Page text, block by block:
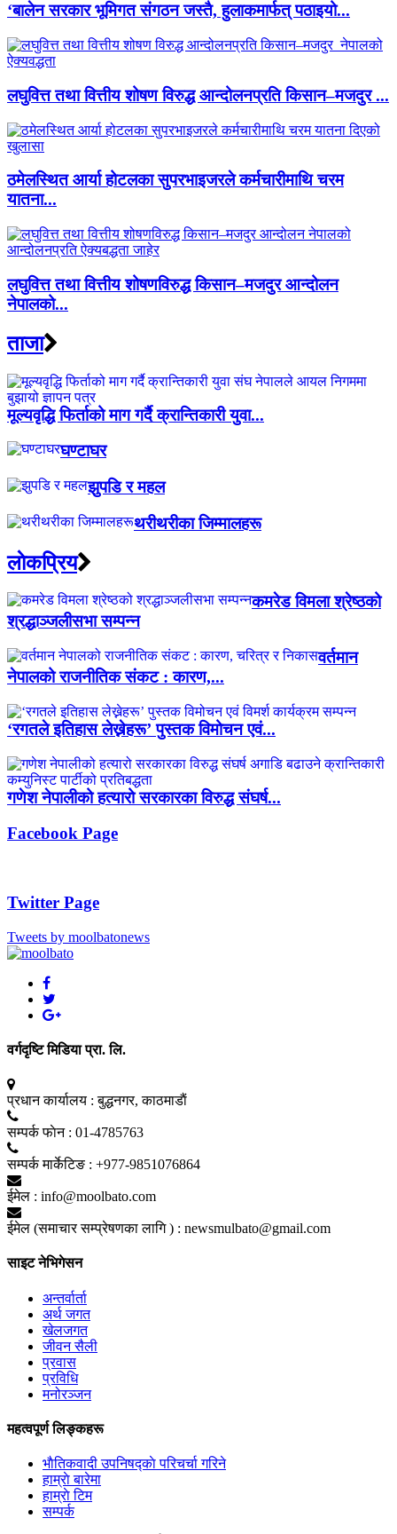
‘बालेन सरकार भूमिगत संगठन जस्तै, हुलाकमार्फत् पठाइयो...
लघुवित्त तथा वित्तीय शोषण विरुद्ध आन्दोलनप्रति किसान–मजदुर ...
ठमेलस्थित आर्या होटलका सुपरभाइजरले कर्मचारीमाथि चरम
यातना...
लघुवित्त तथा वित्तीय शोषणविरुद्ध किसान–मजदुर आन्दोलन
नेपालको...
ताजा
मूल्यवृद्धि फिर्ताको माग गर्दै क्रान्तिकारी युवा...
घण्टाघर
झुपडि र महल
थरीथरीका जिम्मालहरू
लाेकप्रिय
कमरेड विमला श्रेष्ठको
श्रद्धाञ्जलीसभा सम्पन्न
वर्तमान
नेपालको राजनीतिक संकट : कारण,...
‘रगतले इतिहास लेख्नेहरू’ पुस्तक विमोचन एवं...
गणेश नेपालीको हत्यारो सरकारका विरुद्ध संघर्ष...
Facebook Page
Twitter Page
Tweets by moolbatonews
वर्गदृष्टि मिडिया प्रा. लि.
प्रधान कार्यालय : बुद्धनगर, काठमाडाैं
सम्पर्क फाेन : 01-4785763
सम्पर्क मार्केटिङ : +977-9851076864
ईमेल : info@moolbato.com
ईमेल (समाचार सम्प्रेषणका लागि ) : newsmulbato@gmail.com
साइट नेभिगेसन
अन्तर्वार्ता
अर्थ जगत
खेलजगत
जीवन सैली
प्रवास
प्रविधि
मनोरञ्जन
महत्वपूर्ण लिङ्कहरू
भाैतिकवादी उपनिषद्काे परिचर्चा गरिने
हाम्राे बारेमा
हाम्राे टिम
सम्पर्क